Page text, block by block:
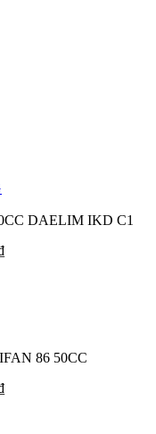
DAELIM IKD C1
86 50CC